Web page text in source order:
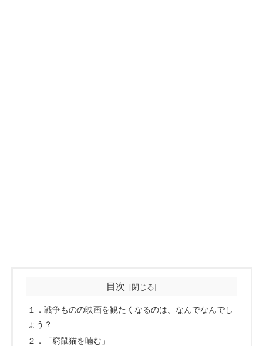
目次
１．戦争ものの映画を観たくなるのは、なんでなんでし
ょう？
２．「窮鼠猫を噛む」